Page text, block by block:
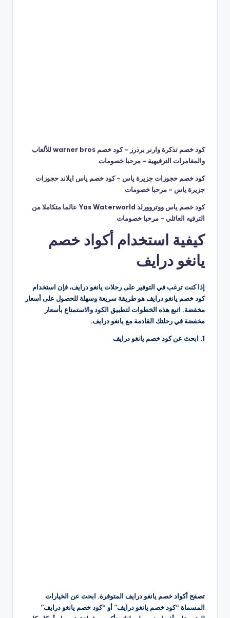
كود خصم تذكرة وارنر برذرز – كود خصم warner bros للألعاب
والمغامرات الترفيهية – مرحبا خصومات
كود خصم حجوزات جزيرة ياس – كود خصم ياس ايلاند حجوزات
جزيرة ياس – مرحبا خصومات
كود خصم ياس ووتروورلد Yas Waterworld عالما متكاملا من
الترفيه العائلي – مرحبا خصومات
كيفية استخدام أكواد خصم
يانغو درايف
إذا كنت ترغب في التوفير على رحلات يانغو درايف، فإن استخدام
كود خصم يانغو درايف هو طريقة سريعة وسهلة للحصول على أسعار
مخفضة. اتبع هذه الخطوات لتطبيق الكود والاستمتاع بأسعار
مخفضة في رحلتك القادمة مع يانغو درايف.
1. ابحث عن كود خصم يانغو درايف
تصفح أكواد خصم يانغو درايف المتوفرة. ابحث عن الخيارات
المسماة “كود خصم يانغو درايف” أو “كود خصم يانغو درايف”